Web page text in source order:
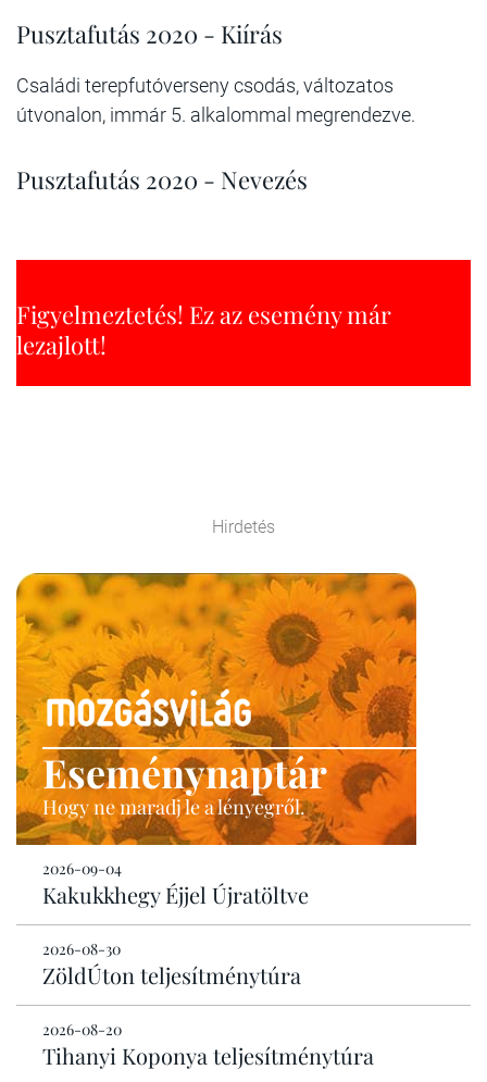
Pusztafutás 2020 - Kiírás
Családi terepfutóverseny csodás, változatos
útvonalon, immár 5. alkalommal megrendezve.
Pusztafutás 2020 - Nevezés
Figyelmeztetés! Ez az esemény már
lezajlott!
Hirdetés
Eseménynaptár
Hogy ne maradj le a lényegről.
2026-09-04
Kakukkhegy Éjjel Újratöltve
2026-08-30
ZöldÚton teljesítménytúra
2026-08-20
Tihanyi Koponya teljesítménytúra